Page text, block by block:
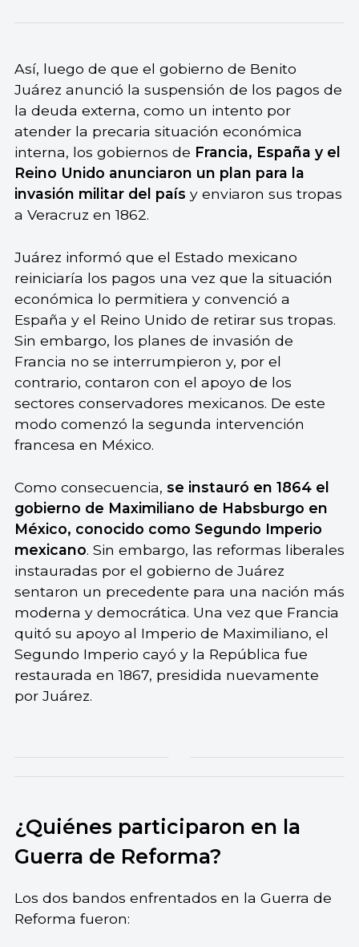
Así, luego de que el gobierno de Benito
Juárez anunció la suspensión de los pagos de
la deuda externa, como un intento por
atender la precaria situación económica
interna, los gobiernos de Francia, España y el
Reino Unido anunciaron un plan para la
invasión militar del país y enviaron sus tropas
a Veracruz en 1862.
Juárez informó que el Estado mexicano
reiniciaría los pagos una vez que la situación
económica lo permitiera y convenció a
España y el Reino Unido de retirar sus tropas.
Sin embargo, los planes de invasión de
Francia no se interrumpieron y, por el
contrario, contaron con el apoyo de los
sectores conservadores mexicanos. De este
modo comenzó la segunda intervención
francesa en México.
Como consecuencia, se instauró en 1864 el
gobierno de Maximiliano de Habsburgo en
México, conocido como Segundo Imperio
mexicano. Sin embargo, las reformas liberales
instauradas por el gobierno de Juárez
sentaron un precedente para una nación más
moderna y democrática. Una vez que Francia
quitó su apoyo al Imperio de Maximiliano, el
Segundo Imperio cayó y la República fue
restaurada en 1867, presidida nuevamente
por Juárez.
¿Quiénes participaron en la
Guerra de Reforma?
Los dos bandos enfrentados en la Guerra de
Reforma fueron: